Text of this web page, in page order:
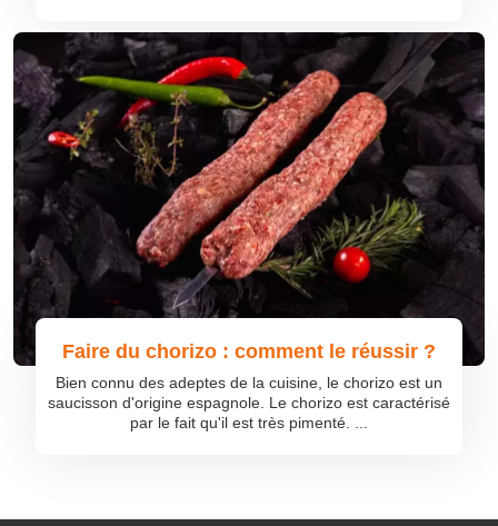
Faire du chorizo : comment le réussir ?
Bien connu des adeptes de la cuisine, le chorizo est un
saucisson d'origine espagnole. Le chorizo est caractérisé
par le fait qu'il est très pimenté. ...